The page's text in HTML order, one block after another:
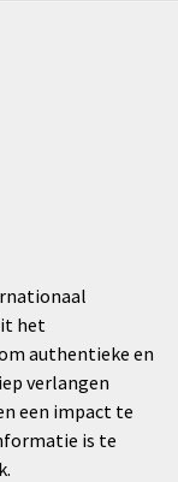
het
authentieke en
verlangen
een impact te
is te